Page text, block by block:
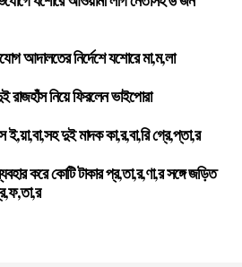
আদালতের নির্দেশে যশোরে মা,ম,লা
রাজহাঁস নিয়ে ফিরলেন ভাইপোরা
ই,য়া,বা,সহ দুই মাদক কা,র,বা,রি গ্রে,প্তা,র
করে কোটি টাকার প্র,তা,র,ণা,র সঙ্গে জড়িত